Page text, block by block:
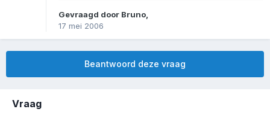
Gevraagd door Bruno
17 mei 2006
Beantwoord deze vraag
Vraag